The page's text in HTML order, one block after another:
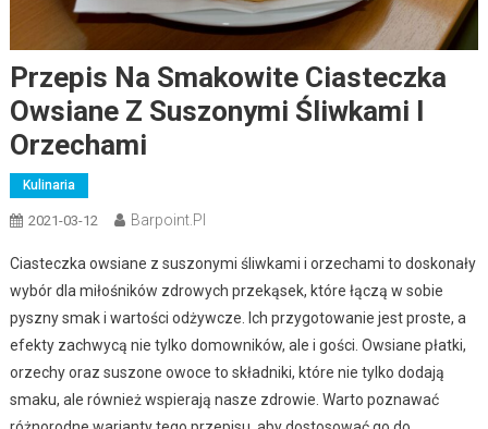
Przepis Na Smakowite Ciasteczka
Owsiane Z Suszonymi Śliwkami I
Orzechami
Kulinaria
2021-03-12 Barpoint.pl
Ciasteczka owsiane z suszonymi śliwkami i orzechami to doskonały
wybór dla miłośników zdrowych przekąsek, które łączą w sobie
pyszny smak i wartości odżywcze. Ich przygotowanie jest proste, a
efekty zachwycą nie tylko domowników, ale i gości. Owsiane płatki,
orzechy oraz suszone owoce to składniki, które nie tylko dodają
smaku, ale również wspierają nasze zdrowie. Warto poznawać